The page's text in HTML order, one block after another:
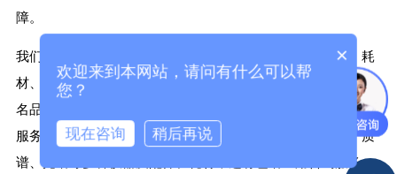
障。
我们公司上海隐智科学仪器有限公司专注于提供实验仪器、耗
材、备件及售后维修维保整体解决方案，涵盖Agilent等多个知
名品牌。无论是Agilent示波器的维修、租赁，还是清灰保养等
服务，我们都能为您提供专业支持。同时，我们拥有色谱、质
谱、光谱等多种仪器及配件、耗材，还有色谱应用咨询服务，
×
欢迎来到本网站，请问有什么可以帮
您？
现在咨询 稍后再说